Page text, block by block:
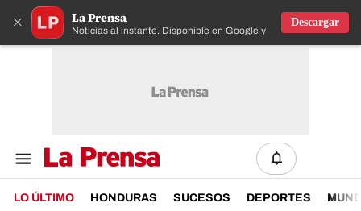
× La Prensa
Noticias al instante. Disponible en Google y IOS
Descargar
LO ÚLTIMO HONDURAS SUCESOS DEPORTES